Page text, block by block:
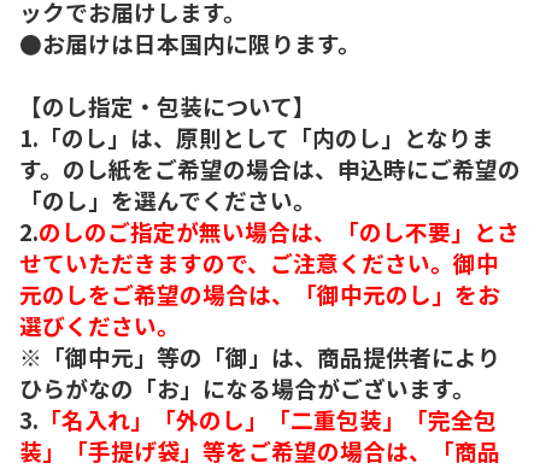
ックでお届けします。
●お届けは日本国内に限ります。
【のし指定・包装について】
1.「のし」は、原則として「内のし」となりま
す。のし紙をご希望の場合は、申込時にご希望の
「のし」を選んでください。
2.のしのご指定が無い場合は、「のし不要」とさ
せていただきますので、ご注意ください。御中
元のしをご希望の場合は、「御中元のし」をお
選びください。
※「御中元」等の「御」は、商品提供者により
ひらがなの「お」になる場合がございます。
3. 「名入れ」「外のし」「二重包装」「完全包
装」「手提げ袋」等をご希望の場合は、「商品